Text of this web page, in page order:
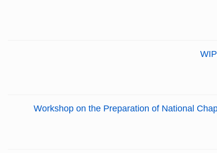
Workshop on the Preparation of National